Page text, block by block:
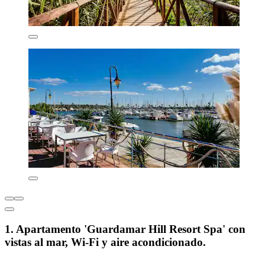
1. Apartamento 'Guardamar Hill Resort Spa' con
vistas al mar, Wi-Fi y aire acondicionado.